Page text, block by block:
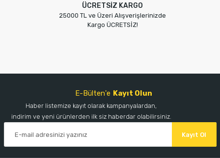
ÜCRETSİZ KARGO
25000 TL ve Üzeri Alışverişlerinizde
Kargo ÜCRETSİZ!
E-Bülten'e Kayıt Olun
Haber listemize kayıt olarak kampanyalardan,
indirim ve yeni ürünlerden ilk siz haberdar olabilirsiniz.
Kayıt Ol